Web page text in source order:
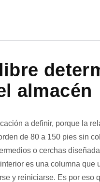
almacén
a definir, porque la
de 80 a 150 pies sin
o cerchas
es una columna que
y reiniciarse. Es por eso